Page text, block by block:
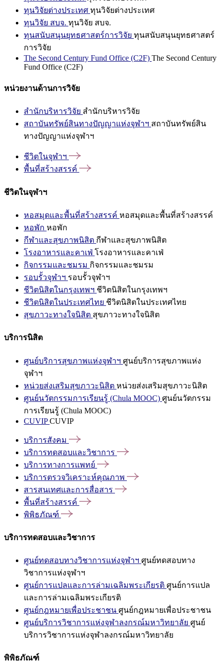
ทุนวิจัยต่างประเทศ ทุนวิจัยต่างประเทศ
ทุนวิจัย สบจ. ทุนวิจัย สบจ.
ทุนสนับสนุนยุทธศาสตร์การวิจัย ทุนสนับสนุนยุทธศาสตร์
การวิจัย
The Second Century Fund Office (C2F) The Second Century
Fund Office (C2F)
หน่วยงานด้านการวิจัย
สำนักบริหารวิจัย สำนักบริหารวิจัย
สถาบันทรัพย์สินทางปัญญาแห่งจุฬาฯ สถาบันทรัพย์สิน
ทางปัญญาแห่งจุฬาฯ
ชีวิตในจุฬาฯ
พื้นที่สร้างสรรค์
ชีวิตในจุฬาฯ
หอสมุดและพื้นที่สร้างสรรค์ หอสมุดและพื้นที่สร้างสรรค์
หอพัก หอพัก
กีฬาและสุขภาพนิสิต กีฬาและสุขภาพนิสิต
โรงอาหารและคาเฟ่ โรงอาหารและคาเฟ่
กิจกรรมและชมรม กิจกรรมและชมรม
รอบรั้วจุฬาฯ รอบรั้วจุฬาฯ
ชีวิตนิสิตในกรุงเทพฯ ชีวิตนิสิตในกรุงเทพฯ
ชีวิตนิสิตในประเทศไทย ชีวิตนิสิตในประเทศไทย
สุขภาวะทางใจนิสิต สุขภาวะทางใจนิสิต
บริการนิสิต
ศูนย์บริการสุขภาพแห่งจุฬาฯ ศูนย์บริการสุขภาพแห่ง
จุฬาฯ
หน่วยส่งเสริมสุขภาวะนิสิต หน่วยส่งเสริมสุขภาวะนิสิต
ศูนย์นวัตกรรมการเรียนรู้ (Chula MOOC) ศูนย์นวัตกรรม
การเรียนรู้ (Chula MOOC)
CUVIPCUVIP
บริการสังคม
บริการทดสอบและวิชาการ
บริการทางการแพทย์
บริการตรวจวิเคราะห์คุณภาพ
สารสนเทศและการสื่อสาร
พื้นที่สร้างสรรค์
พิพิธภัณฑ์
บริการทดสอบและวิชาการ
ศูนย์ทดสอบทางวิชาการแห่งจุฬาฯ ศูนย์ทดสอบทาง
วิชาการแห่งจุฬาฯ
ศูนย์การแปลและการล่ามเฉลิมพระเกียรติ ศูนย์การแปล
และการล่ามเฉลิมพระเกียรติ
ศูนย์กฎหมายเพื่อประชาชน ศูนย์กฎหมายเพื่อประชาชน
ศูนย์บริการวิชาการแห่งจุฬาลงกรณ์มหาวิทยาลัย ศูนย์
บริการวิชาการแห่งจุฬาลงกรณ์มหาวิทยาลัย
พิพิธภัณฑ์